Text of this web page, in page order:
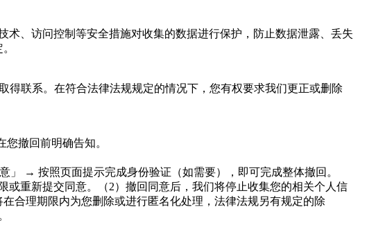
、访问控制等安全措施对收集的数据进行保护，防止数据泄露、丢失
得联系。在符合法律法规规定的情况下，您有权要求我们更正或删除
撤回前明确告知。
」 → 按照页面提示完成身份验证（如需要），即可完成整体撤回。
或重新提交同意。（2）撤回同意后，我们将停止收集您的相关个人信
合理期限内为您删除或进行匿名化处理，法律法规另有规定的除